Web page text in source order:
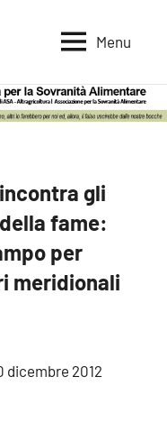
Menu
gli
fame:
per
meridionali
dicembre 2012